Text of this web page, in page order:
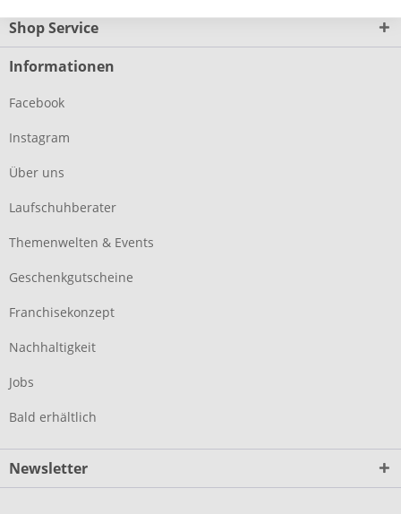
Shop Service
Informationen
Facebook
Instagram
Über uns
Laufschuhberater
Themenwelten & Events
Geschenkgutscheine
Franchisekonzept
Nachhaltigkeit
Jobs
Bald erhältlich
Newsletter